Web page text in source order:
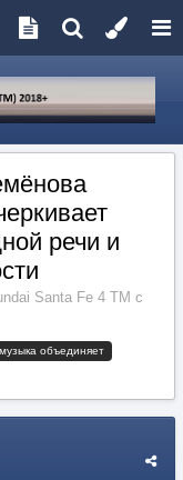
речи и
Santa Fe 4 TM с
музыка объединяет